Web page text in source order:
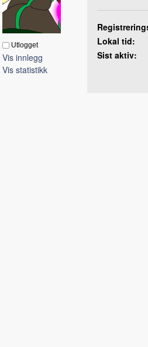
Utlogget
Vis innlegg
Vis statistikk
Lokal tid:
Sist aktiv: